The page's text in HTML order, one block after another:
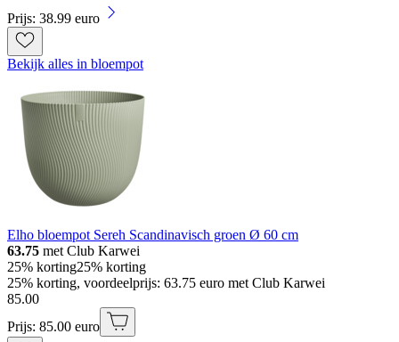
Prijs: 38.99 euro
Bekijk alles in bloempot
Elho bloempot Sereh Scandinavisch groen Ø 60 cm
63.75 met Club Karwei
25% korting25% korting
25% korting, voordeelprijs: 63.75 euro met Club Karwei
85.00
Prijs: 85.00 euro